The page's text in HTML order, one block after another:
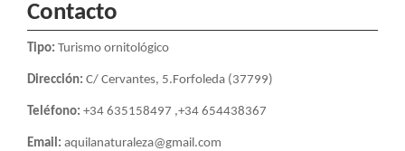
Contacto
Tipo: Turismo ornitológico
Dirección: C/ Cervantes, 5.Forfoleda (37799)
Teléfono: +34 635158497 ,+34 654438367
Email: aquilanaturaleza@gmail.com